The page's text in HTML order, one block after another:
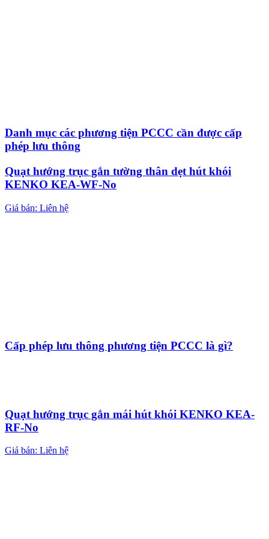
Quạt hướng trục gắn tường thân dẹt hút khói
KENKO KEA-WF-No
Giá bán: Liên hệ
Quạt hướng trục gắn mái hút khói KENKO KEA-
RF-No
Giá bán: Liên hệ
Danh mục các phương tiện PCCC cần được cấp
phép lưu thông
Cấp phép lưu thông phương tiện PCCC là gì?